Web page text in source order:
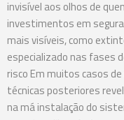
invisível aos olhos de
investimentos em
mais visíveis, como
especializado nas fases
risco Em muitos casos
técnicas posteriores
na má instalação do